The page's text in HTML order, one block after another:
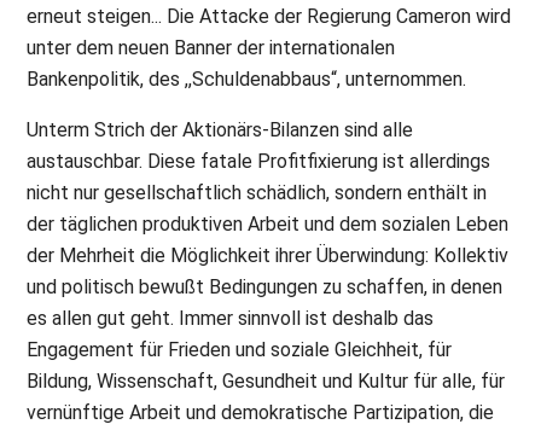
erneut steigen... Die Attacke der Regierung Cameron wird
unter dem neuen Banner der internationalen
Bankenpolitik, des ,,Schuldenabbaus“, unternommen.
Unterm Strich der Aktionärs-Bilanzen sind alle
austauschbar. Diese fatale Profitfixierung ist allerdings
nicht nur gesellschaftlich schädlich, sondern enthält in
der täglichen produktiven Arbeit und dem sozialen Leben
der Mehrheit die Möglichkeit ihrer Überwindung: Kollektiv
und politisch bewußt Bedingungen zu schaffen, in denen
es allen gut geht. Immer sinnvoll ist deshalb das
Engagement für Frieden und soziale Gleichheit, für
Bildung, Wissenschaft, Gesundheit und Kultur für alle, für
vernünftige Arbeit und demokratische Partizipation, die